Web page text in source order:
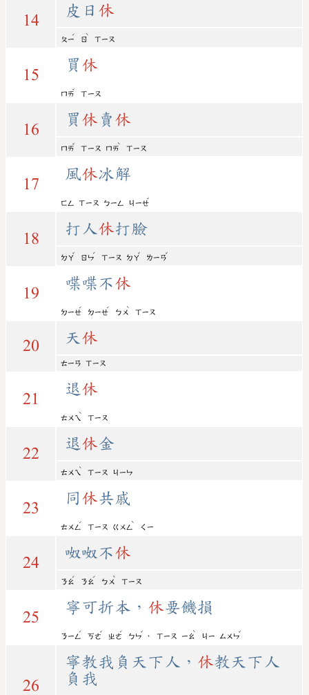
14
皮日 休
ㄆㄧ
ˊ
ㄖ
ˋ
ㄒㄧㄡ
15
買 休
ㄇㄞ
ˇ
ㄒㄧㄡ
16
買 休 賣 休
ㄇㄞ
ˇ
ㄒㄧㄡ ㄇㄞ
ˋ
ㄒㄧㄡ
17
風休冰解
ㄈㄥ ㄒㄧㄡ ㄅㄧㄥ ㄐㄧㄝ
ˇ
18
打人休打臉
ㄉㄚ
ˇ
ㄖㄣ
ˊ
ㄒㄧㄡ ㄉㄚ
ˇ
ㄌㄧㄢ
ˇ
19
喋喋不休
ㄉㄧㄝ
ˊ
ㄉㄧㄝ
ˊ
ㄅㄨ
ˋ
ㄒㄧㄡ
20 天 休
ㄊㄧㄢ ㄒㄧㄡ
21
退 休
ㄊㄨㄟ
ˋ
ㄒㄧㄡ
22
退 休金
ㄊㄨㄟ
ˋ
ㄒㄧㄡ ㄐㄧㄣ
23
同休共戚
ㄊㄨㄥ
ˊ
ㄒㄧㄡ ㄍㄨㄥ
ˋ
ㄑㄧ
24
呶呶不休
ㄋㄠ
ˊ
ㄋㄠ
ˊ
ㄅㄨ
ˋ
ㄒㄧㄡ
25
寧可折本， 休要饑損
ㄋㄧㄥ
ˊ
ㄎㄜ
ˇ
ㄓㄜ
ˊ
ㄅㄣ
ˇ
， ㄒㄧㄡ ㄧㄠ
ˋ
ㄐㄧ ㄙㄨㄣ
ˇ
26
寧教我負天下人， 休教天下人
負我